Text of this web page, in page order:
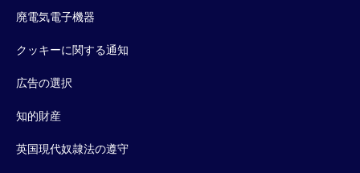
廃電気電子機器
クッキーに関する通知
広告の選択
知的財産
英国現代奴隷法の遵守